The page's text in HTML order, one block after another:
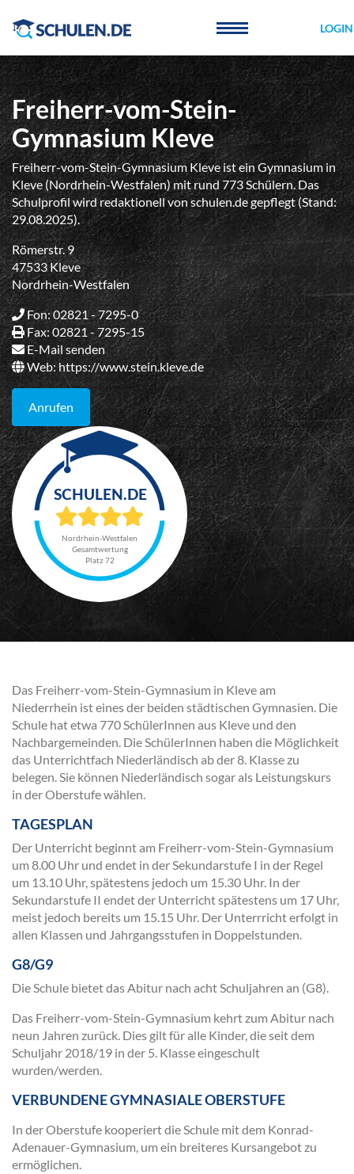
LOGIN
Freiherr-vom-Stein-
Gymnasium Kleve
Freiherr-vom-Stein-Gymnasium Kleve ist ein Gymnasium in
Kleve (Nordrhein-Westfalen) mit rund 773 Schülern. Das
Schulprofil wird redaktionell von schulen.de gepflegt (Stand:
29.08.2025).
Römerstr. 9
47533 Kleve
Nordrhein-Westfalen
Fon: 02821 - 7295-0
Fax: 02821 - 7295-15
E-Mail senden
Web:https://www.stein.kleve.de
Anrufen
Nordrhein-Westfalen
Gesamtwertung
Platz 72
Das Freiherr-vom-Stein-Gymnasium in Kleve am
Niederrhein ist eines der beiden städtischen Gymnasien. Die
Schule hat etwa 770 SchülerInnen aus Kleve und den
Nachbargemeinden. Die SchülerInnen haben die Möglichkeit
das Unterrichtfach Niederländisch ab der 8. Klasse zu
belegen. Sie können Niederländisch sogar als Leistungskurs
in der Oberstufe wählen.
TAGESPLAN
Der Unterricht beginnt am Freiherr-vom-Stein-Gymnasium
um 8.00 Uhr und endet in der Sekundarstufe I in der Regel
um 13.10 Uhr, spätestens jedoch um 15.30 Uhr. In der
Sekundarstufe II endet der Unterricht spätestens um 17 Uhr,
meist jedoch bereits um 15.15 Uhr. Der Unterrricht erfolgt in
allen Klassen und Jahrgangsstufen in Doppelstunden.
G8/G9
Die Schule bietet das Abitur nach acht Schuljahren an (G8).
Das Freiherr-vom-Stein-Gymnasium kehrt zum Abitur nach
neun Jahren zurück. Dies gilt für alle Kinder, die seit dem
Schuljahr 2018/19 in der 5. Klasse eingeschult
wurden/werden.
VERBUNDENE GYMNASIALE OBERSTUFE
In der Oberstufe kooperiert die Schule mit dem Konrad-
Adenauer-Gymnasium, um ein breiteres Kursangebot zu
ermöglichen.